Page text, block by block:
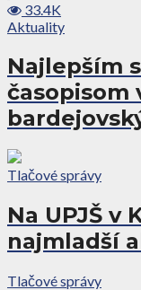
33.4K
Aktuality
Najlepším
časopisom
Tlačové správy
Na UPJŠ v
najmladší
Tlačové správy